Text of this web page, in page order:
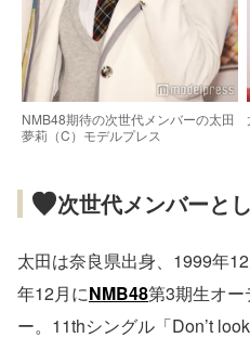
NMB48期待の次世代メンバーの太田
夢莉（C）モデルプレス
次世代メンバーと
太田は奈良県出身、1999年
年12月にNMB48第3期生オ
ー。11thシングル「Don’t